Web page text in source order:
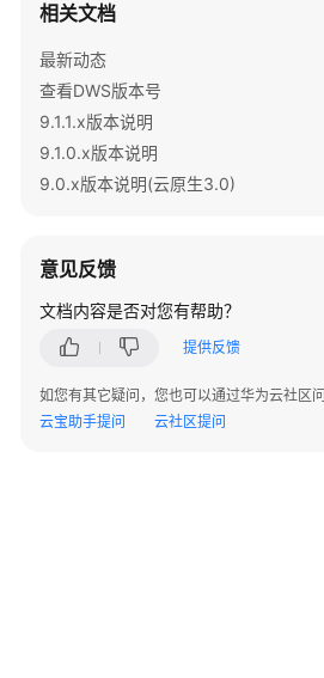
PG_COMM_QUERY_SPEED
PG_EXT_STATS
相关文档
最新动态
查看DWS版本号
9.1.1.x版本说明
9.1.0.x版本说明
9.0.x版本说明(云原生3.0)
意见反馈
文档内容是否对您有帮助？
提供反馈
如您有其它疑问，您也可以通过华为云社区
云宝助手提问
云社区提问